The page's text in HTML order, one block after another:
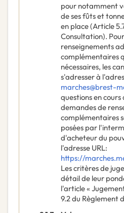
pour notamment
de ses fûts et
en place (Article
Consultation).
renseignements
complémentaires
nécessaires, les
s'adresser à
marches@brest-
questions en
demandes de
complémentaires
posées par
d'acheteur du
l'adresse URL:
https://
Les critères de
détail de leur
l'article «
9.2 du Règlement